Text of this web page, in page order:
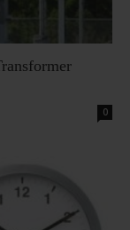
Transformer
0